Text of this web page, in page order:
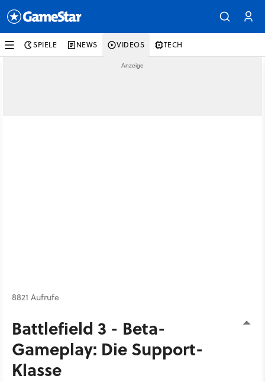
SPIELE NEWS VIDEOS TECH
8821 Aufrufe
Battlefield 3 - Beta-
Gameplay: Die Support-
Klasse